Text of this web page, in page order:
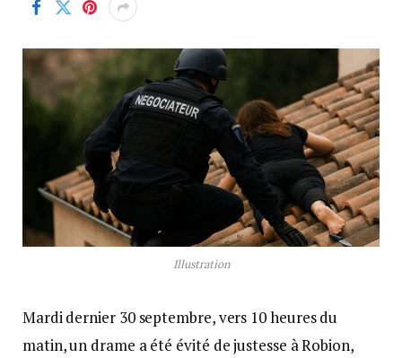
Illustration
Mardi dernier 30 septembre, vers 10 heures du
matin, un drame a été évité de justesse à Robion,